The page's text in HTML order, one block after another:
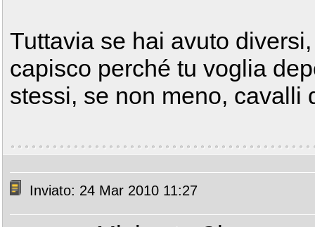
Tuttavia se hai avuto
capisco perché tu voglia
stessi, se non meno, cavalli
Inviato: 24 Mar 2010 11:27